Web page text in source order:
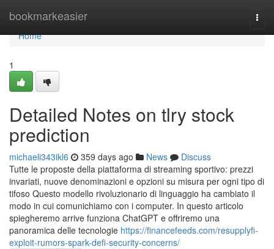
bookmarkeasier
Home
Home
1
Detailed Notes on tlry stock
prediction
michaeli343ikl6 359 days ago News
Discuss
Tutte le proposte della piattaforma di streaming sportivo: prezzi
invariati, nuove denominazioni e opzioni su misura per ogni tipo di
tifoso Questo modello rivoluzionario di linguaggio ha cambiato il
modo in cui comunichiamo con i computer. In questo articolo
spiegheremo arrive funziona ChatGPT e offriremo una
panoramica delle tecnologie https://financefeeds.com/resupplyfi-
exploit-rumors-spark-defi-security-concerns/